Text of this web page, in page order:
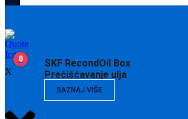
SKF RecondOil Box
Prečišćavanje ulja
SAZNAJ VIŠE
0
X